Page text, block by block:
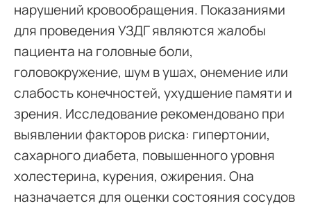
нарушений кровообращения. Показаниями
для проведения УЗДГ являются жалобы
пациента на головные боли,
головокружение, шум в ушах, онемение или
слабость конечностей, ухудшение памяти и
зрения. Исследование рекомендовано при
выявлении факторов риска: гипертонии,
сахарного диабета, повышенного уровня
холестерина, курения, ожирения. Она
назначается для оценки состояния сосудов